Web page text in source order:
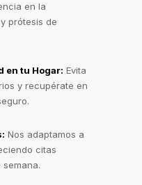
en la
prótesis de
en tu Hogar: Evita
y recupérate en
Nos adaptamos a
citas